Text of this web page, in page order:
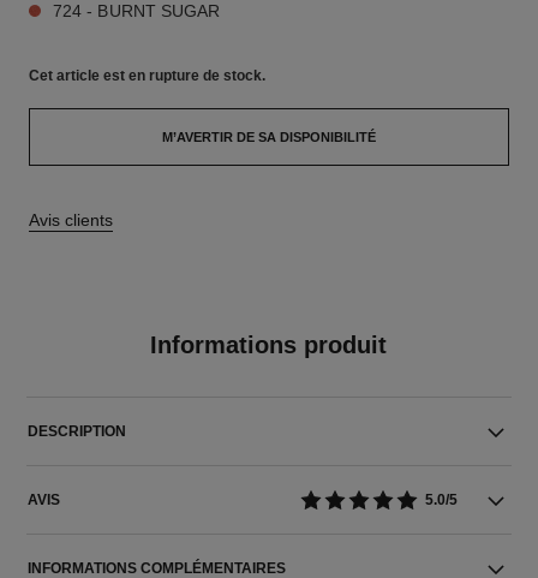
724 - BURNT SUGAR
Cet article est en rupture de stock.
M’AVERTIR DE SA DISPONIBILITÉ
Avis clients
Informations produit
DESCRIPTION
AVIS 5.0/5
INFORMATIONS COMPLÉMENTAIRES